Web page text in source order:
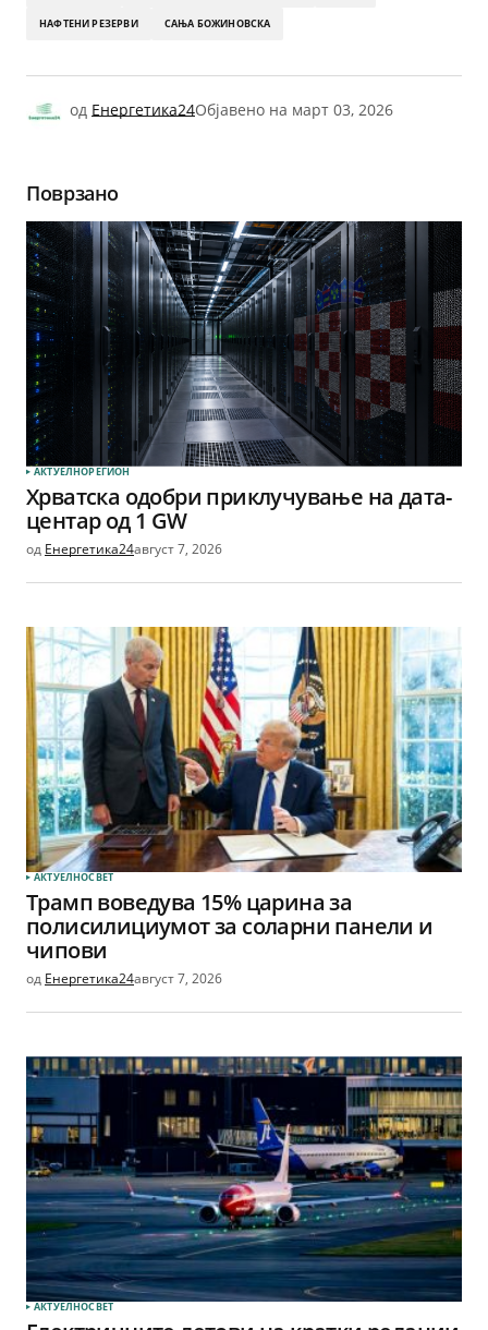
НАФТЕНИ РЕЗЕРВИ САЊА БОЖИНОВСКА
од Енергетика24Објавено на март 03, 2026
Поврзано
АКТУЕЛНОРЕГИОН
Хрватска одобри приклучување на дата-
центар од 1 GW
од Енергетика24август 7, 2026
АКТУЕЛНОСВЕТ
Трамп воведува 15% царина за
полисилициумот за соларни панели и
чипови
од Енергетика24август 7, 2026
АКТУЕЛНОСВЕТ